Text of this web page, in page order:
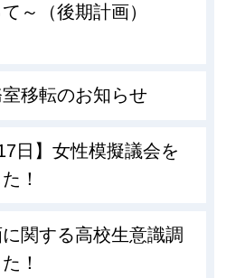
～（後期計画）
移転のお知らせ
日】女性模擬議会を
！
に関する高校生意識調
！